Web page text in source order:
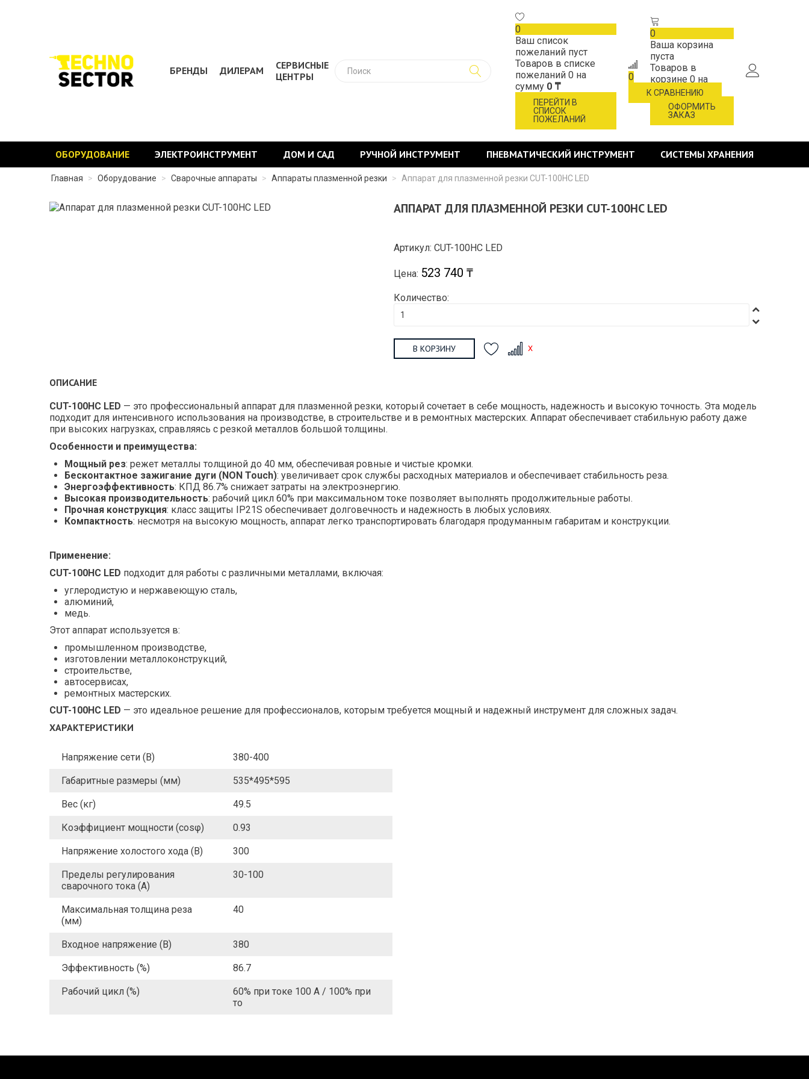
БРЕНДЫ ДИЛЕРАМ
СЕРВИСНЫЕ
ЦЕНТРЫ
0
Ваш список
пожеланий пуст
Товаров в списке
пожеланий 0 на
сумму 0 ₸
ПЕРЕЙТИ В
СПИСОК
ПОЖЕЛАНИЙ
0
К СРАВНЕНИЮ
0
Ваша корзина
пуста
Товаров в
корзине 0 на
сумму0 ₸
ОФОРМИТЬ
ЗАКАЗ
ОБОРУДОВАНИЕ ЭЛЕКТРОИНСТРУМЕНТ ДОМ И САД РУЧНОЙ ИНСТРУМЕНТ ПНЕВМАТИЧЕСКИЙ ИНСТРУМЕНТ СИСТЕМЫ ХРАНЕНИЯ
Главная > Оборудование > Сварочные аппараты > Аппараты плазменной резки > Аппарат для плазменной резки CUT-100HC LED
АППАРАТ ДЛЯ ПЛАЗМЕННОЙ РЕЗКИ CUT-100HC LED
Артикул: CUT-100HC LED
Цена: 523 740 ₸
Количество:
В КОРЗИНУ
ОПИСАНИЕ
CUT-100HC LED — это профессиональный аппарат для плазменной резки, который сочетает в себе мощность, надежность и высокую точность. Эта модель
подходит для интенсивного использования на производстве, в строительстве и в ремонтных мастерских. Аппарат обеспечивает стабильную работу даже
при высоких нагрузках, справляясь с резкой металлов большой толщины.
Особенности и преимущества:
Мощный рез: режет металлы толщиной до 40 мм, обеспечивая ровные и чистые кромки.
Бесконтактное зажигание дуги (NON Touch): увеличивает срок службы расходных материалов и обеспечивает стабильность реза.
Энергоэффективность: КПД 86.7% снижает затраты на электроэнергию.
Высокая производительность: рабочий цикл 60% при максимальном токе позволяет выполнять продолжительные работы.
Прочная конструкция: класс защиты IP21S обеспечивает долговечность и надежность в любых условиях.
Компактность: несмотря на высокую мощность, аппарат легко транспортировать благодаря продуманным габаритам и конструкции.
Применение:
CUT-100HC LED подходит для работы с различными металлами, включая:
углеродистую и нержавеющую сталь,
алюминий,
медь.
Этот аппарат используется в:
промышленном производстве,
изготовлении металлоконструкций,
строительстве,
автосервисах,
ремонтных мастерских.
CUT-100HC LED — это идеальное решение для профессионалов, которым требуется мощный и надежный инструмент для сложных задач.
ХАРАКТЕРИСТИКИ
Напряжение сети (В) 380-400
Габаритные размеры (мм) 535*495*595
Вес (кг) 49.5
Коэффициент мощности (cosφ) 0.93
Напряжение холостого хода (В) 300
Пределы регулирования
сварочного тока (A)
30-100
Максимальная толщина реза
(мм)
40
Входное напряжение (В) 380
Эффективность (%) 86.7
Рабочий цикл (%)
60% при токе 100 А / 100% при
то